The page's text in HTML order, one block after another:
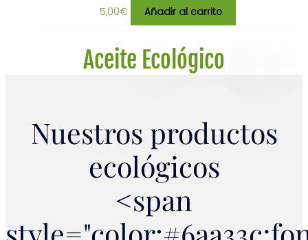
5,00€ Añadir al carrito
Aceite Ecológico
Nuestros productos
ecológicos
<span